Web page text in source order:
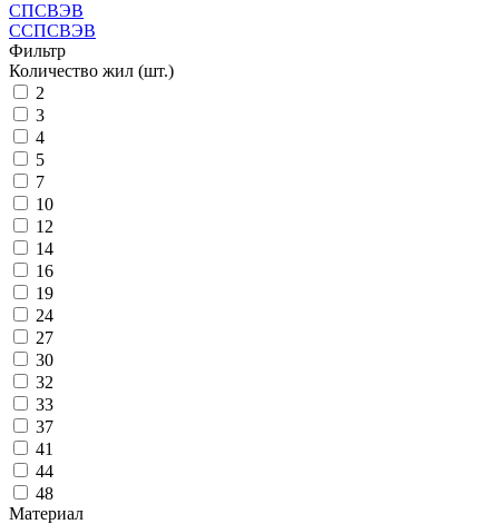
СПСВЭВ
ССПСВЭВ
Фильтр
Количество жил (шт.)
2
3
4
5
7
10
12
14
16
19
24
27
30
32
33
37
41
44
48
Материал